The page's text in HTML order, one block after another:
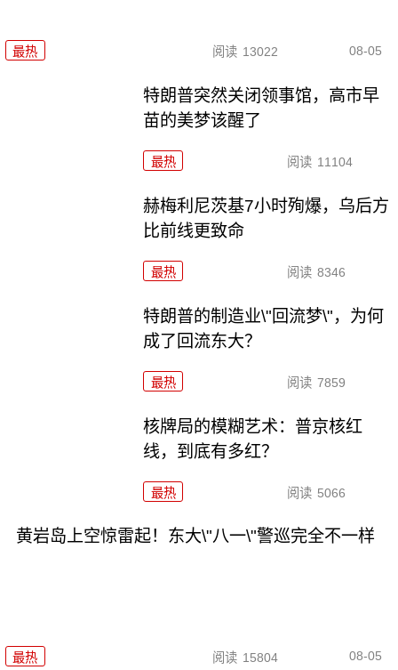
最热 阅读 13022 08-05
特朗普突然关闭领事馆，高市早
苗的美梦该醒了
最热 阅读 11104
赫梅利尼茨基7小时殉爆，乌后方
比前线更致命
最热 阅读 8346
特朗普的制造业\"回流梦\"，为何
成了回流东大？
最热 阅读 7859
核牌局的模糊艺术：普京核红
线，到底有多红？
最热 阅读 5066
黄岩岛上空惊雷起！东大\"八一\"警巡完全不一样
最热 阅读 15804 08-05